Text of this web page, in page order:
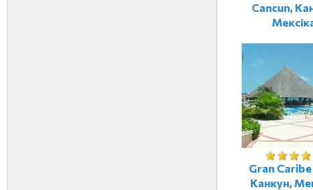
Cancun,
Gran Caribe
Канкун,